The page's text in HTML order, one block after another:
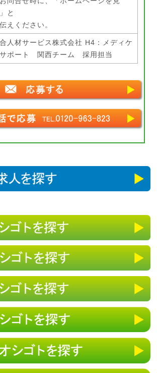
と
えください。
人材サービス株式会社 H4：メディケ
ポート 関西チーム 採用担当